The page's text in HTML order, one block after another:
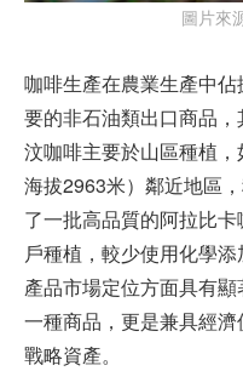
圖片來
咖啡生產在農業生產中
要的非石油類出口商品，
汶咖啡主要於山區種植，
海拔2963米）鄰近地區
了一批高品質的阿拉比
戶種植，較少使用化學
產品市場定位方面具有
一種商品，更是兼具經
戰略資產。